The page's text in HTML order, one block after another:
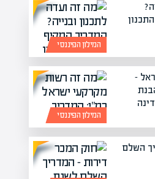
המילון הפיננסי
המילון הפיננסי
–
השלם